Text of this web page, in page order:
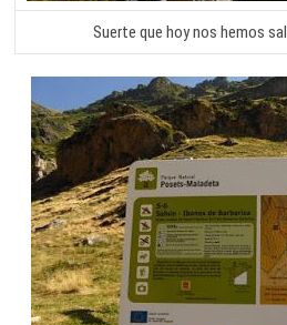
Suerte que hoy nos hemos